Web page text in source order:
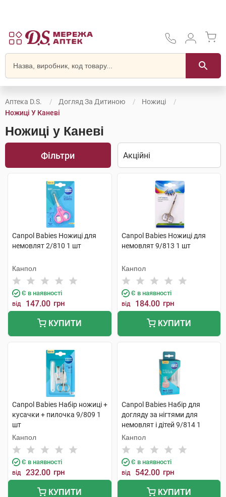
Аптека D.S. Догляд За Дитиною
Ножиці
Ножиці У Каневі
Ножиці у Каневі
Фільтри
Canpol Babies Ножиці для
немовлят 2/810 1 шт
Канпол
Є в наявності
від 147.00 грн
КУПИТИ
Canpol Babies Ножиці для
немовлят 9/813 1 шт
Канпол
Є в наявності
від 184.00 грн
КУПИТИ
Canpol Babies Набір ножиці +
кусачки + пилочка 9/809 1
шт
Канпол
Є в наявності
від 232.00 грн
КУПИТИ
Canpol Babies Набір для
догляду за нігтями для
немовлят і дітей 9/814 1
набір
Канпол
Є в наявності
від 542.00 грн
КУПИТИ